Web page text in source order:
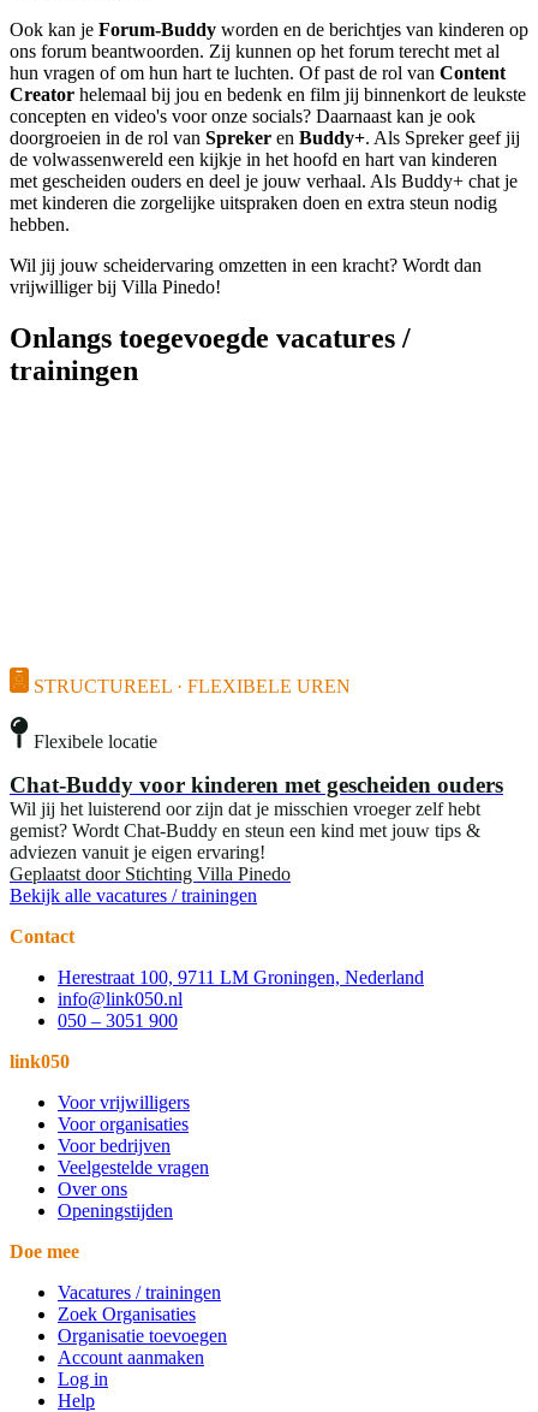
Ook kan je Forum-Buddy worden en de berichtjes van kinderen op
ons forum beantwoorden. Zij kunnen op het forum terecht met al
hun vragen of om hun hart te luchten. Of past de rol van Content
Creator helemaal bij jou en bedenk en film jij binnenkort de leukste
concepten en video's voor onze socials? Daarnaast kan je ook
doorgroeien in de rol van Spreker en Buddy+. Als Spreker geef jij
de volwassenwereld een kijkje in het hoofd en hart van kinderen
met gescheiden ouders en deel je jouw verhaal. Als Buddy+ chat je
met kinderen die zorgelijke uitspraken doen en extra steun nodig
hebben.
Wil jij jouw scheidervaring omzetten in een kracht? Wordt dan
vrijwilliger bij Villa Pinedo!
Onlangs toegevoegde vacatures /
trainingen
STRUCTUREEL · FLEXIBELE UREN
Flexibele locatie
Chat-Buddy voor kinderen met gescheiden ouders
Wil jij het luisterend oor zijn dat je misschien vroeger zelf hebt
gemist? Wordt Chat-Buddy en steun een kind met jouw tips &
adviezen vanuit je eigen ervaring!
Geplaatst door Stichting Villa Pinedo
Bekijk alle vacatures / trainingen
Contact
Herestraat 100, 9711 LM Groningen, Nederland
info@link050.nl
050 – 3051 900
link050
Voor vrijwilligers
Voor organisaties
Voor bedrijven
Veelgestelde vragen
Over ons
Openingstijden
Doe mee
Vacatures / trainingen
Zoek Organisaties
Organisatie toevoegen
Account aanmaken
Log in
Help